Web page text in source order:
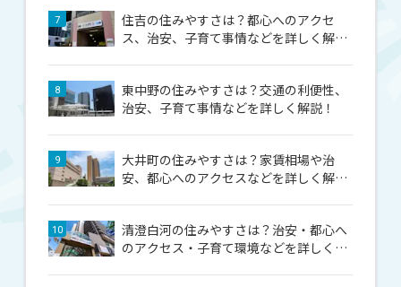
7
住吉の住みやすさは？都心へのアクセ
ス、治安、子育て事情などを詳しく解
8
東中野の住みやすさは？交通の利便性、
治安、子育て事情などを詳しく解説！
9
大井町の住みやすさは？家賃相場や治
安、都心へのアクセスなどを詳しく解
10
清澄白河の住みやすさは？治安・都心へ
のアクセス・子育て環境などを詳しく解